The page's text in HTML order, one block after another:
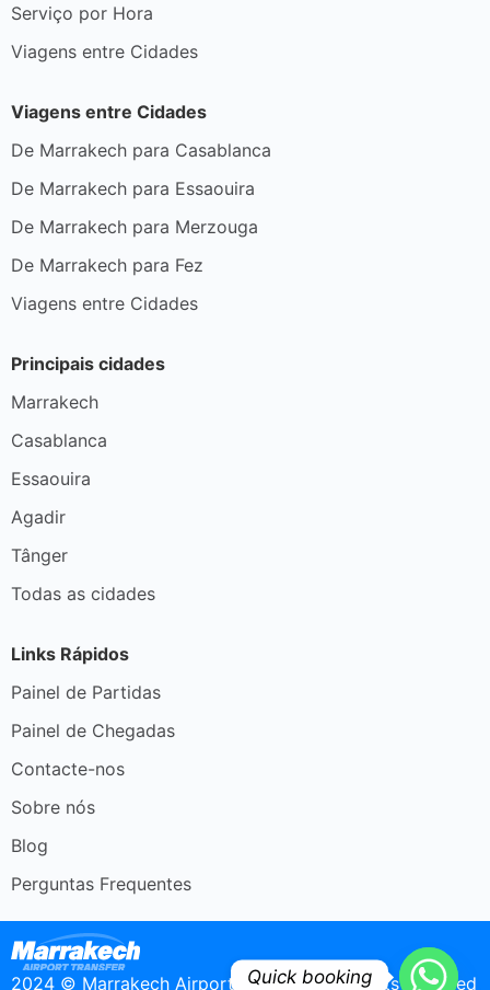
Serviço por Hora
Viagens entre Cidades
Viagens entre Cidades
De Marrakech para Casablanca
De Marrakech para Essaouira
De Marrakech para Merzouga
De Marrakech para Fez
Viagens entre Cidades
Principais cidades
Marrakech
Casablanca
Essaouira
Agadir
Tânger
Todas as cidades
Links Rápidos
Painel de Partidas
Painel de Chegadas
Contacte-nos
Sobre nós
Blog
Perguntas Frequentes
2024 © Marrakech Airport Transfer - All rights reserved
Quick booking